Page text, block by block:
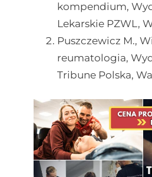
kompendium,
Lekarskie PZWL,
Puszczewicz M.,
reumatologia,
Tribune Polska,